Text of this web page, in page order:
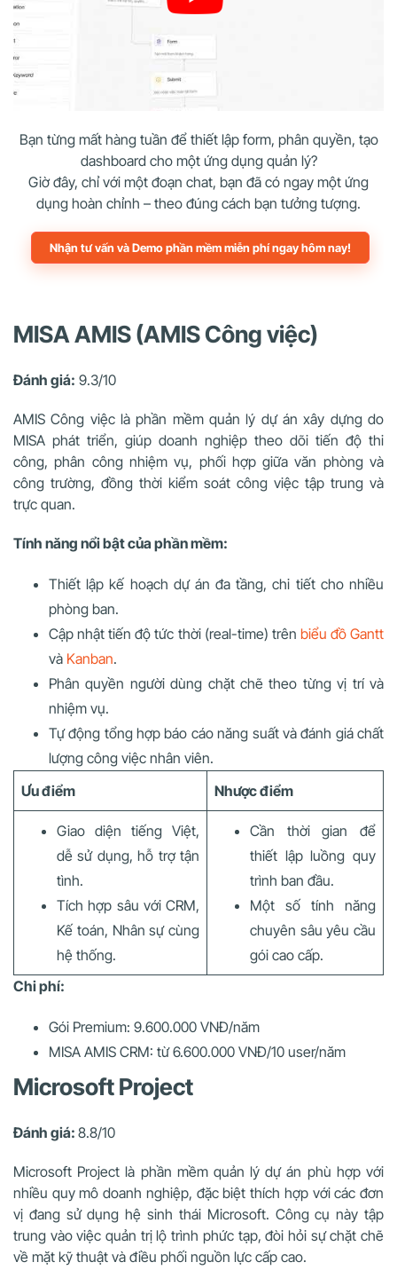
Bạn từng mất hàng tuần để thiết lập form, phân quyền, tạo
dashboard cho một ứng dụng quản lý?
Giờ đây, chỉ với một đoạn chat, bạn đã có ngay một ứng
dụng hoàn chỉnh – theo đúng cách bạn tưởng tượng.
Nhận tư vấn và Demo phần mềm miễn phí ngay hôm nay!
MISA AMIS (AMIS Công việc)
Đánh giá: 9.3/10
AMIS Công việc là phần mềm quản lý dự án xây dựng do
MISA phát triển, giúp doanh nghiệp theo dõi tiến độ thi
công, phân công nhiệm vụ, phối hợp giữa văn phòng và
công trường, đồng thời kiểm soát công việc tập trung và
trực quan.
Tính năng nổi bật của phần mềm:
Thiết lập kế hoạch dự án đa tầng, chi tiết cho nhiều
phòng ban.
Cập nhật tiến độ tức thời (real-time) trên biểu đồ Gantt
và Kanban.
Phân quyền người dùng chặt chẽ theo từng vị trí và
nhiệm vụ.
Tự động tổng hợp báo cáo năng suất và đánh giá chất
lượng công việc nhân viên.
Ưu điểm
Nhược điểm
Giao diện tiếng Việt,
dễ sử dụng, hỗ trợ tận
tình.
Tích hợp sâu với CRM,
Kế toán, Nhân sự cùng
hệ thống.
Cần thời gian để
thiết lập luồng quy
trình ban đầu.
Một số tính năng
chuyên sâu yêu cầu
gói cao cấp.
Chi phí:
Gói Premium: 9.600.000 VNĐ/năm
MISA AMIS CRM: từ 6.600.000 VNĐ/10 user/năm
Microsoft Project
Đánh giá: 8.8/10
Microsoft Project là phần mềm quản lý dự án phù hợp với
nhiều quy mô doanh nghiệp, đặc biệt thích hợp với các đơn
vị đang sử dụng hệ sinh thái Microsoft. Công cụ này tập
trung vào việc quản trị lộ trình phức tạp, đòi hỏi sự chặt chẽ
về mặt kỹ thuật và điều phối nguồn lực cấp cao.